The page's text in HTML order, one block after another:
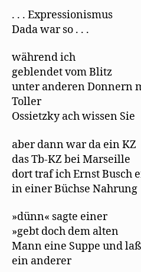
. . . Expressionismus
Dada war so . . .
während ich
geblendet vom Blitz
unter anderen Donnern
Toller
Ossietzky ach wissen Sie
aber dann war da ein KZ
das Tb-KZ bei Marseille
dort traf ich Ernst Busch
in einer Büchse Nahrung
»dünn« sagte einer
»gebt doch dem alten
Mann eine Suppe und
ein anderer